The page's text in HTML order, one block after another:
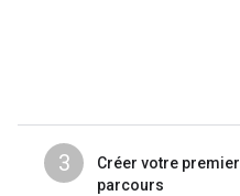
3
Créer votre premier
parcours